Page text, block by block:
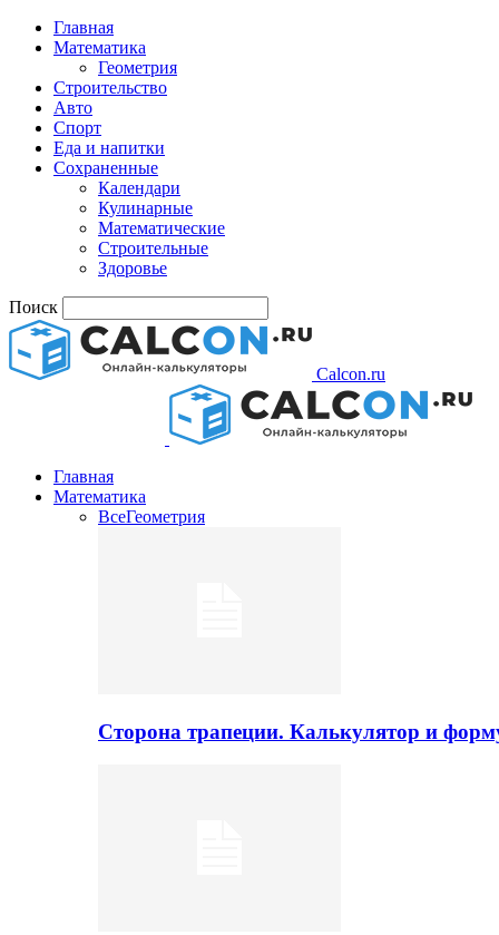
Главная
Математика
Геометрия
Строительство
Авто
Спорт
Еда и напитки
Сохраненные
Календари
Кулинарные
Математические
Строительные
Здоровье
Поиск
Calcon.ru
Главная
Математика
ВсеГеометрия
Сторона трапеции. Калькулятор и